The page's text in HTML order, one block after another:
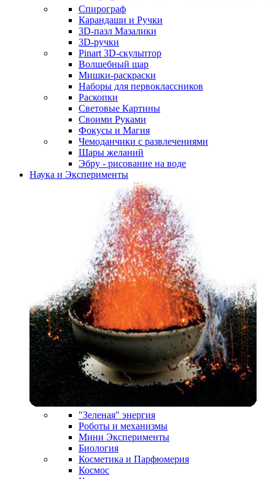
Спирограф
Карандаши и Ручки
3D-пазл Мазалики
3D-ручки
Pinart 3D-скульптор
Волшебный шар
Мишки-раскраски
Наборы для первоклассников
Раскопки
Световые Картины
Своими Руками
Фокусы и Магия
Чемоданчики с развлечениями
Шары желаний
Эбру - рисование на воде
Наука и Эксперименты
"Зеленая" энергия
Роботы и механизмы
Мини Эксперименты
Биология
Косметика и Парфюмерия
Космос